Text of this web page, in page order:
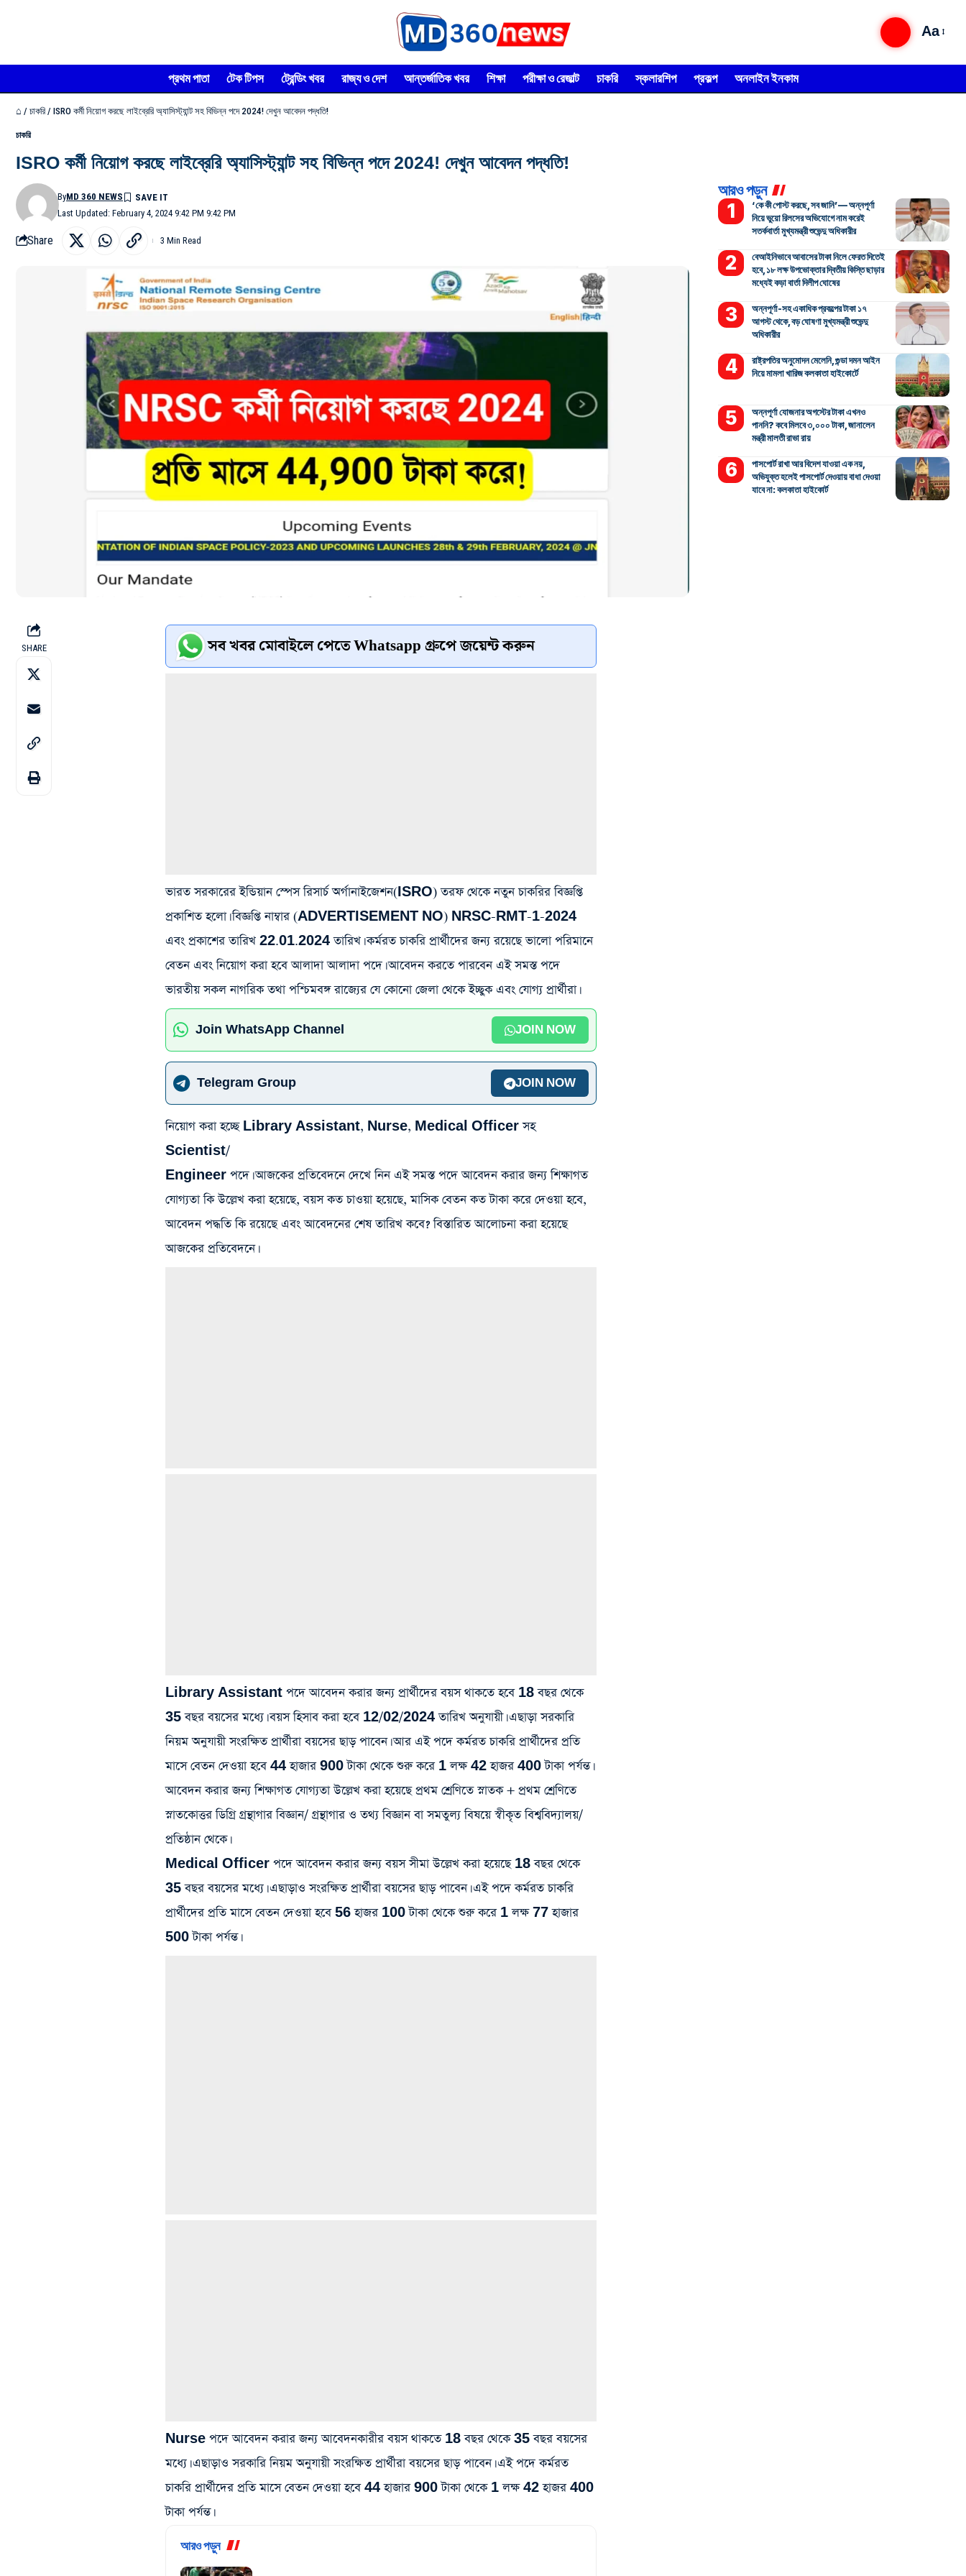
Aa
প্রথম পাতা টেক টিপস ট্রেন্ডিং খবর রাজ্য ও দেশ আন্তর্জাতিক খবর শিক্ষা পরীক্ষা ও রেজাল্ট চাকরি স্কলারশিপ প্রকল্প অনলাইন ইনকাম
⌂ / চাকরি / ISRO কর্মী নিয়োগ করছে লাইব্রেরি অ্যাসিস্ট্যান্ট সহ বিভিন্ন পদে 2024! দেখুন আবেদন পদ্ধতি!
চাকরি
ISRO কর্মী নিয়োগ করছে লাইব্রেরি অ্যাসিস্ট্যান্ট সহ বিভিন্ন পদে 2024! দেখুন আবেদন পদ্ধতি!
Last Updated: February 4, 2024 9:42 PM 9:42 PM
ByMD 360 NEWS
Share 3 Min Read
SHARE সব খবর মোবাইলে পেতে Whatsapp গ্রুপে জয়েন্ট করুন
ভারত সরকারের ইন্ডিয়ান স্পেস রিসার্চ অর্গানাইজেশন(ISRO) তরফ থেকে নতুন চাকরির বিজ্ঞপ্তি
প্রকাশিত হলো। বিজ্ঞপ্তি নাম্বার (ADVERTISEMENT NO) NRSC-RMT-1-2024
এবং প্রকাশের তারিখ 22.01.2024 তারিখ। কর্মরত চাকরি প্রার্থীদের জন্য রয়েছে ভালো পরিমানে
বেতন এবং নিয়োগ করা হবে আলাদা আলাদা পদে। আবেদন করতে পারবেন এই সমস্ত পদে
ভারতীয় সকল নাগরিক তথা পশ্চিমবঙ্গ রাজ্যের যে কোনো জেলা থেকে ইচ্ছুক এবং যোগ্য প্রার্থীরা।
Join WhatsApp Channel JOIN NOW
Telegram Group JOIN NOW
নিয়োগ করা হচ্ছে Library Assistant, Nurse, Medical Officer সহ
Scientist/
Engineer পদে। আজকের প্রতিবেদনে দেখে নিন এই সমস্ত পদে আবেদন করার জন্য শিক্ষাগত
যোগ্যতা কি উল্লেখ করা হয়েছে, বয়স কত চাওয়া হয়েছে, মাসিক বেতন কত টাকা করে দেওয়া হবে,
আবেদন পদ্ধতি কি রয়েছে এবং আবেদনের শেষ তারিখ কবে? বিস্তারিত আলোচনা করা হয়েছে
আজকের প্রতিবেদনে।
Library Assistant পদে আবেদন করার জন্য প্রার্থীদের বয়স থাকতে হবে 18 বছর থেকে
35 বছর বয়সের মধ্যে। বয়স হিসাব করা হবে 12/02/2024 তারিখ অনুযায়ী। এছাড়া সরকারি
নিয়ম অনুযায়ী সংরক্ষিত প্রার্থীরা বয়সের ছাড় পাবেন। আর এই পদে কর্মরত চাকরি প্রার্থীদের প্রতি
মাসে বেতন দেওয়া হবে 44 হাজার 900 টাকা থেকে শুরু করে 1 লক্ষ 42 হাজর 400 টাকা পর্যন্ত।
আবেদন করার জন্য শিক্ষাগত যোগ্যতা উল্লেখ করা হয়েছে প্রথম শ্রেণিতে স্নাতক + প্রথম শ্রেণিতে
স্নাতকোত্তর ডিগ্রি গ্রন্থাগার বিজ্ঞান/ গ্রন্থাগার ও তথ্য বিজ্ঞান বা সমতুল্য বিষয়ে স্বীকৃত বিশ্ববিদ্যালয়/
প্রতিষ্ঠান থেকে।
Medical Officer পদে আবেদন করার জন্য বয়স সীমা উল্লেখ করা হয়েছে 18 বছর থেকে
35 বছর বয়সের মধ্যে। এছাড়াও সংরক্ষিত প্রার্থীরা বয়সের ছাড় পাবেন। এই পদে কর্মরত চাকরি
প্রার্থীদের প্রতি মাসে বেতন দেওয়া হবে 56 হাজর 100 টাকা থেকে শুরু করে 1 লক্ষ 77 হাজার
500 টাকা পর্যন্ত।
Nurse পদে আবেদন করার জন্য আবেদনকারীর বয়স থাকতে 18 বছর থেকে 35 বছর বয়সের
মধ্যে। এছাড়াও সরকারি নিয়ম অনুযায়ী সংরক্ষিত প্রার্থীরা বয়সের ছাড় পাবেন। এই পদে কর্মরত
চাকরি প্রার্থীদের প্রতি মাসে বেতন দেওয়া হবে 44 হাজার 900 টাকা থেকে 1 লক্ষ 42 হাজর 400
টাকা পর্যন্ত।
আরও পড়ুন
আরও পড়ুন
‘কে কী পোস্ট করছে, সব জানি’— অন্নপূর্ণা
নিয়ে ভুয়ো রিলসের অভিযোগে নাম করেই
সতর্কবার্তা মুখ্যমন্ত্রী শুভেন্দু অধিকারীর
বেআইনিভাবে আবাসের টাকা নিলে ফেরত দিতেই
হবে, ১৮ লক্ষ উপভোক্তার দ্বিতীয় কিস্তি ছাড়ার
মধ্যেই কড়া বার্তা দিলীপ ঘোষের
অন্নপূর্ণা-সহ একাধিক প্রকল্পের টাকা ১৭
আগস্ট থেকে, বড় ঘোষণা মুখ্যমন্ত্রী শুভেন্দু
অধিকারীর
রাষ্ট্রপতির অনুমোদন মেলেনি, গুন্ডা দমন আইন
নিয়ে মামলা খারিজ কলকাতা হাইকোর্টে
অন্নপূর্ণা যোজনার অগস্টের টাকা এখনও
পাননি? কবে মিলবে ৩,০০০ টাকা, জানালেন
মন্ত্রী মালতী রাভা রায়
পাসপোর্ট রাখা আর বিদেশ যাওয়া এক নয়,
অভিযুক্ত হলেই পাসপোর্ট দেওয়ায় বাধা দেওয়া
যাবে না: কলকাতা হাইকোর্ট